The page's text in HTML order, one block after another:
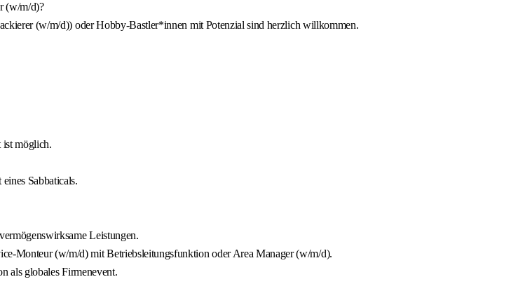
(w/m/d)?
(w/m/d)) oder Hobby-Bastler*innen mit Potenzial sind herzlich willkommen.
möglich.
Sabbaticals.
Leistungen.
Monteur (w/m/d) mit Betriebsleitungsfunktion oder Area Manager (w/m/d).
als globales Firmenevent.